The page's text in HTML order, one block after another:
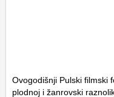
Ovogodišnji Pulski filmski
plodnoj i žanrovski